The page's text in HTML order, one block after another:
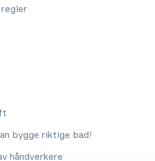
bygge riktige bad!
håndverkere